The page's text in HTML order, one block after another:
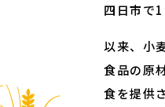
四日市で
以来、小
食品の原
食を提供